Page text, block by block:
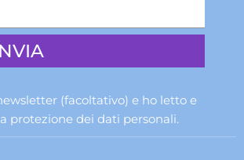
(facoltativo) e ho letto e
protezione dei dati personali.